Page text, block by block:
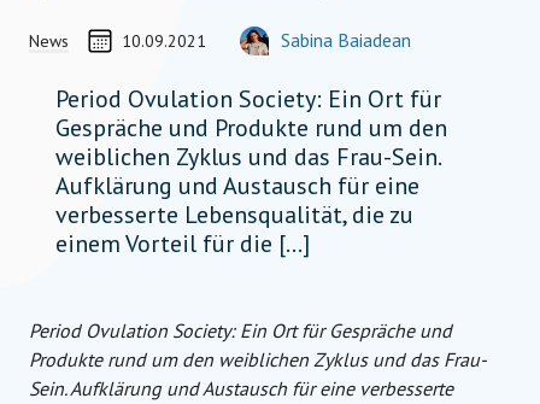
News CREATED ON
10.09.2021 AUTORSabina Baiadean
Period Ovulation Society: Ein Ort für
Gespräche und Produkte rund um den
weiblichen Zyklus und das Frau-Sein.
Aufklärung und Austausch für eine
verbesserte Lebensqualität, die zu
einem Vorteil für die […]
Period Ovulation Society: Ein Ort für Gespräche und
Produkte rund um den weiblichen Zyklus und das Frau-
Sein. Aufklärung und Austausch für eine verbesserte